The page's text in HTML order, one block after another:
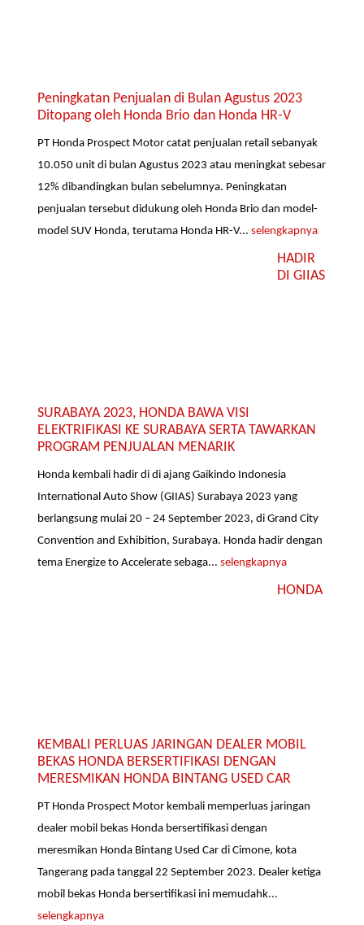
Peningkatan Penjualan di Bulan Agustus 2023
Ditopang oleh Honda Brio dan Honda HR-V
PT Honda Prospect Motor catat penjualan retail sebanyak
10.050 unit di bulan Agustus 2023 atau meningkat sebesar
12% dibandingkan bulan sebelumnya. Peningkatan
penjualan tersebut didukung oleh Honda Brio dan model-
model SUV Honda, terutama Honda HR-V...selengkapnya
HADIR
DI GIIAS
SURABAYA 2023, HONDA BAWA VISI
ELEKTRIFIKASI KE SURABAYA SERTA TAWARKAN
PROGRAM PENJUALAN MENARIK
Honda kembali hadir di di ajang Gaikindo Indonesia
International Auto Show (GIIAS) Surabaya 2023 yang
berlangsung mulai 20 – 24 September 2023, di Grand City
Convention and Exhibition, Surabaya. Honda hadir dengan
tema Energize to Accelerate sebaga...selengkapnya
HONDA
KEMBALI PERLUAS JARINGAN DEALER MOBIL
BEKAS HONDA BERSERTIFIKASI DENGAN
MERESMIKAN HONDA BINTANG USED CAR
PT Honda Prospect Motor kembali memperluas jaringan
dealer mobil bekas Honda bersertifikasi dengan
meresmikan Honda Bintang Used Car di Cimone, kota
Tangerang pada tanggal 22 September 2023. Dealer ketiga
mobil bekas Honda bersertifikasi ini memudahk...
selengkapnya